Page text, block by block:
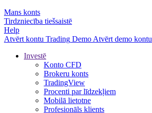
Mans konts
Tirdzniecība tiešsaistē
Help
Atvērt kontu Trading Demo Atvērt demo kontu
Investē
Konto CFD
Brokeru konts
TradingView
Procenti par līdzekļiem
Mobilā lietotne
Profesionāls klients